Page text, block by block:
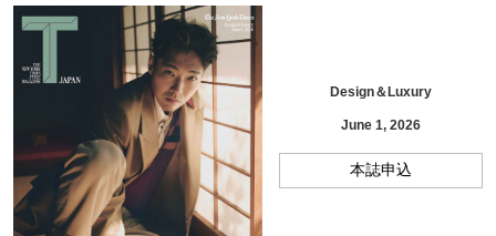
Design＆Luxury
June 1, 2026
本誌申込